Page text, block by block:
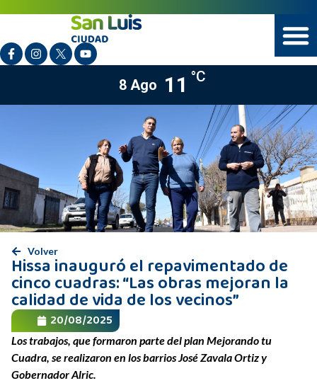
8 Ago 11 °C
Volver
Hissa inauguró el repavimentado de
cinco cuadras: “Las obras mejoran la
calidad de vida de los vecinos”
20/08/2025
Los trabajos, que formaron parte del plan Mejorando tu
Cuadra, se realizaron en los barrios José Zavala Ortiz y
Gobernador Alric.